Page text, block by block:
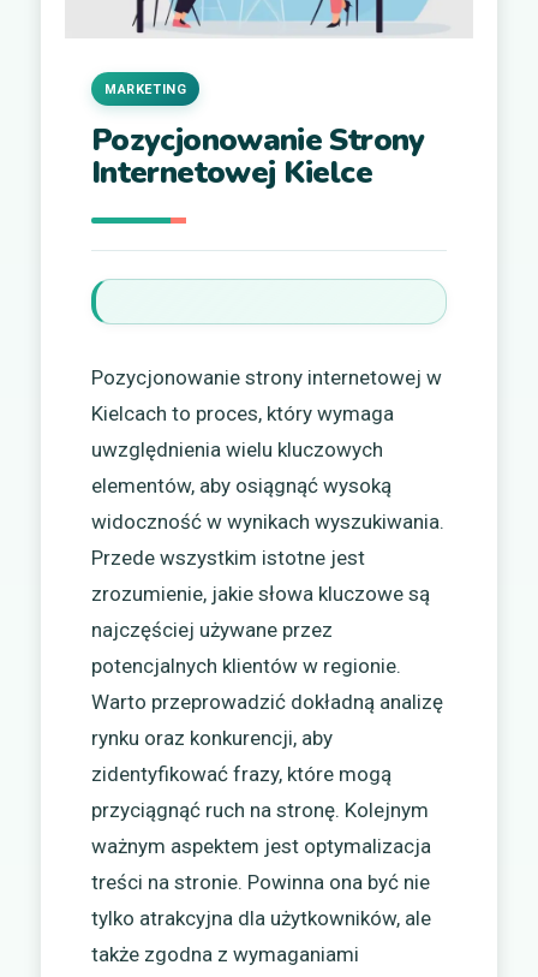
Pozycjonowanie Strony
Internetowej Kielce
MARKETING
Pozycjonowanie strony internetowej w
Kielcach to proces, który wymaga
uwzględnienia wielu kluczowych
elementów, aby osiągnąć wysoką
widoczność w wynikach wyszukiwania.
Przede wszystkim istotne jest
zrozumienie, jakie słowa kluczowe są
najczęściej używane przez
potencjalnych klientów w regionie.
Warto przeprowadzić dokładną analizę
rynku oraz konkurencji, aby
zidentyfikować frazy, które mogą
przyciągnąć ruch na stronę. Kolejnym
ważnym aspektem jest optymalizacja
treści na stronie. Powinna ona być nie
tylko atrakcyjna dla użytkowników, ale
także zgodna z wymaganiami